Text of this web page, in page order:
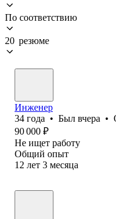
По соответствию
20 резюме
Инженер
34 года • Был вчера •
90 000 ₽
Не ищет работу
Общий опыт
12 лет 3 месяца